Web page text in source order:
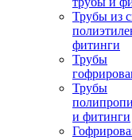
Трубы из
фитинги
Трубы
Трубы
и фитинги